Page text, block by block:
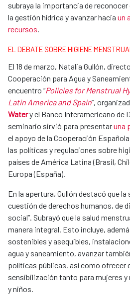
subraya la importancia de
la gestión hídrica y avanzar hacia un
recursos.
EL DEBATE SOBRE HIGIENE MENSTRUAL
El 18 de marzo, Natalia Gullón,
Cooperación para Agua y
encuentro “Policies for Menstrual
Latin America and Spain”,
Watery el Banco Interamericano de
seminario sirvió para presentaruna
el apoyo de la Cooperación
las políticas y regulaciones sobre
países de América Latina (Brasil,
Europa (España).
En la apertura, Gullón destacó que la
cuestión de derechos humanos, de
social”. Subrayó que la salud
manera integral. Esto incluye,
sostenibles y asequibles,
agua y saneamiento, avanzar
políticas públicas, así como ofrecer
sensibilización tanto para mujeres
y niños.